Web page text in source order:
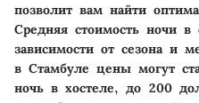
позволит вам найти
Средняя стоимость ночи в
зависимости от сезона и
в Стамбуле цены могут
ночь в хостеле, до 200